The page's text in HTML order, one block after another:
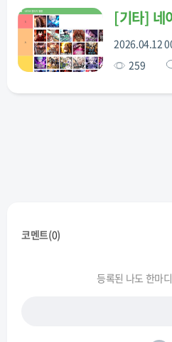
[기타] 네
2026.04.12
259
코멘트(0)
등록된 나도 한마